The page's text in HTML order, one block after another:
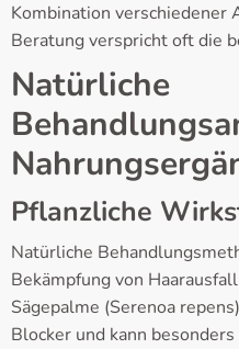
Kombination verschiedener
Beratung verspricht oft die
Natürliche
Pflanzliche
Natürliche
Bekämpfung von
Sägepalme (Serenoa
Blocker und kann